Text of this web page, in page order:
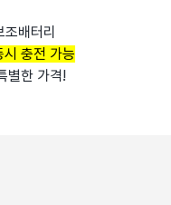
배터리
시 충전 가능
별한 가격!